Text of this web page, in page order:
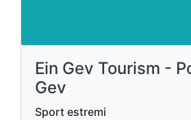
Ein Gev Tourism -
Gev
Sport estremi